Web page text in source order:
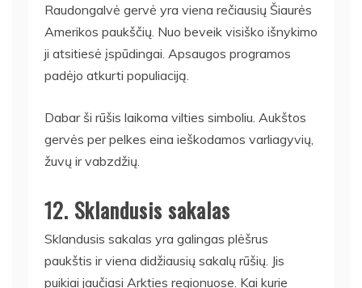
Raudongalvė gervė yra viena rečiausių Šiaurės
Amerikos paukščių. Nuo beveik visiško išnykimo
ji atsitiesė įspūdingai. Apsaugos programos
padėjo atkurti populiaciją.
Dabar ši rūšis laikoma vilties simboliu. Aukštos
gervės per pelkes eina ieškodamos varliagyvių,
žuvų ir vabzdžių.
12. Sklandusis sakalas
Sklandusis sakalas yra galingas plėšrus
paukštis ir viena didžiausių sakalų rūšių. Jis
puikiai jaučiasi Arkties regionuose. Kai kurie